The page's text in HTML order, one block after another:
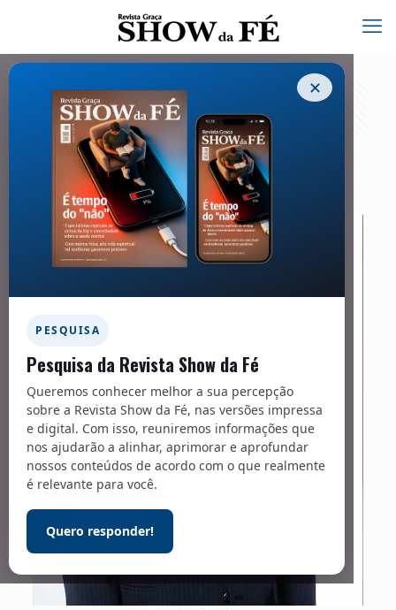
✕
PESQUISA
Pesquisa da Revista Show da Fé
Queremos conhecer melhor a sua percepção
sobre a Revista Show da Fé, nas versões impressa
e digital. Com isso, reuniremos informações que
nos ajudarão a alinhar, aprimorar e aprofundar
nossos conteúdos de acordo com o que realmente
é relevante para você.
Quero responder!
Carta do Pastor à ovelha – 262
01/05/2021